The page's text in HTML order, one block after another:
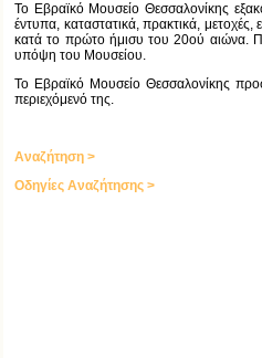
Το Εβραϊκό Μουσείο Θεσσαλονίκης
έντυπα, καταστατικά, πρακτικά, μετοχές,
κατά το πρώτο ήμισυ του 20ού αιώνα.
υπόψη του Μουσείου.
Το Εβραϊκό Μουσείο Θεσσαλονίκης
περιεχόμενό της.
Αναζήτηση >
Οδηγίες Αναζήτησης >